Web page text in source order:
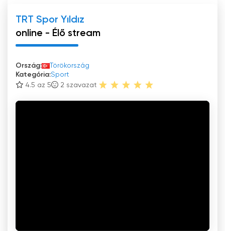
TRT Spor Yıldız
online - Élő stream
Ország:
Törökország
Kategória:Sport
4.5 az 5
2 szavazat